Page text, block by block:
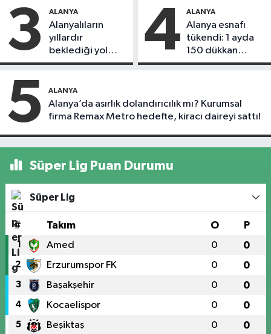
3 ALANYA
Alanyalıların
yıllardır
beklediği yol
askıdan döndü
4 ALANYA
Alanya esnafı
tükendi: 1 ayda
150 dükkan
kapandı
5 ALANYA
Alanya’da asırlık dolandırıcılık mı? Kurumsal
firma Remax Metro hedefte, kiracı daireyi sattı!
Süper Lig Puan Durumu
Süper Lig
# Takım O P
1 Amed 0 0
2 Erzurumspor FK 0 0
3 Başakşehir 0 0
4 Kocaelispor 0 0
5 Beşiktaş 0 0